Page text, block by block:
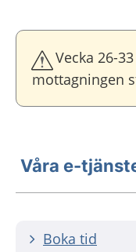
Vecka 26-
mottagningen
Våra e-
Boka tid